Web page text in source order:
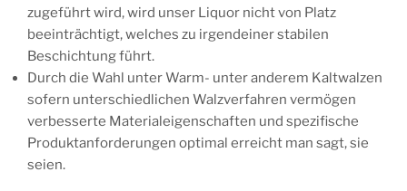
zugeführt wird, wird unser Liquor nicht von Platz
beeinträchtigt, welches zu irgendeiner stabilen
Beschichtung führt.
Durch die Wahl unter Warm- unter anderem Kaltwalzen
sofern unterschiedlichen Walzverfahren vermögen
verbesserte Materialeigenschaften und spezifische
Produktanforderungen optimal erreicht man sagt, sie
seien.